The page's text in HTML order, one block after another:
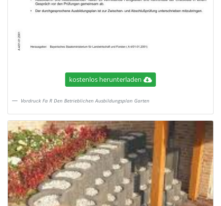
kostenlos herunterladen
Vordruck Fa R Den Betrieblichen Ausbildungsplan Garten